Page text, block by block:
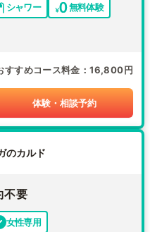
シャワー
無料体験
すすめコース料金 16,800円
体験・相談予約
のカルド
不要
女性専用